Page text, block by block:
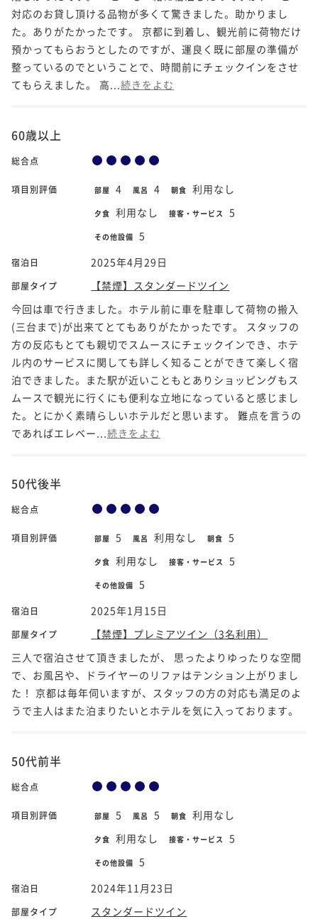
対応のお貸し頂ける品物が多くて驚きました。助かりまし
た。ありがたかったです。 京都に到着し、観光前に荷物だけ
預かってもらおうとしたのですが、運良く既に部屋の準備が
整っているのでということで、時間前にチェックインをさせ
てもらえました。 高... 続きをよむ
60歳以上
総合点
項目別評価 部屋 4 風呂 4 朝食 利用なし
夕食 利用なし 接客・サービス 5
その他設備 5
宿泊日 2025年4月29日
部屋タイプ
【禁煙】スタンダードツイン
今回は車で行きました。ホテル前に車を駐車して荷物の搬入
(三台まで)が出来てとてもありがたかったです。 スタッフの
方の反応もとても親切でスムースにチェックインでき、ホテ
ル内のサービスに関しても詳しく知ることができて楽しく宿
泊できました。また駅が近いこともとありショッピングもス
ムースで観光に行くにも便利な立地になっていると感じまし
た。とにかく素晴らしいホテルだと思います。 難点を言うの
であればエレベー... 続きをよむ
50代後半
総合点
項目別評価 部屋 5 風呂 利用なし 朝食 5
夕食 利用なし 接客・サービス 5
その他設備 5
宿泊日 2025年1月15日
部屋タイプ
【禁煙】プレミアツイン（3名利用）
三人で宿泊させて頂きましたが、 思ったよりゆったりな空間
で、お風呂や、ドライヤーのリファはテンション上がりまし
た！ 京都は毎年伺いますが、スタッフの方の対応も満足のよ
うで主人はまた泊まりたいとホテルを気に入っております。
50代前半
総合点
項目別評価 部屋 5 風呂 5 朝食 利用なし
夕食 利用なし 接客・サービス 5
その他設備 5
宿泊日 2024年11月23日
部屋タイプ
スタンダードツイン